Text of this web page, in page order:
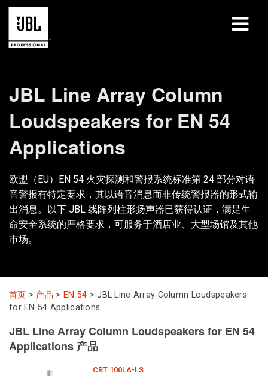
案例研究
学习课程
培训
关于
哪里购买和连接
支持
语言/地区
JBL Line Array Column
Loudspeakers for EN 54
Applications
欧盟（EU）EN 54 火灾探测和警报系统标准第 24 部分对语
音警报有特定要求，其以语音消息而非传统警报器的形式输
出消息。以下 JBL 线阵列柱形扬声器已获得认证，满足生
命安全系统的严格要求，可服务于酒店业、大型场馆及其他
市场。
首页 > 产品 > EN 54 >JBL Line Array Column Loudspeakers
for EN 54 Applications
JBL Line Array Column Loudspeakers for EN 54
Applications 产品
CBT 100LA-LS